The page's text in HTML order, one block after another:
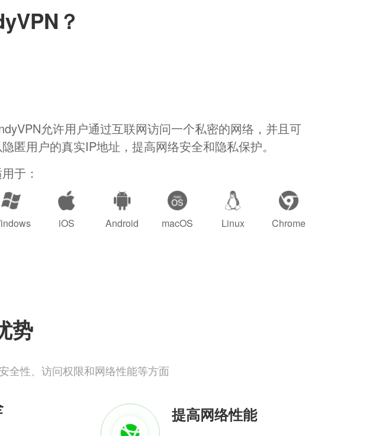
？
允许用户通过互联网访问一个私密的网络，并且可
匿用户的真实IP地址，提高网络安全和隐私保护。
于：
iOS Android macOS Linux Chrome
势
全性、访问权限和网络性能等方面
提高网络性能